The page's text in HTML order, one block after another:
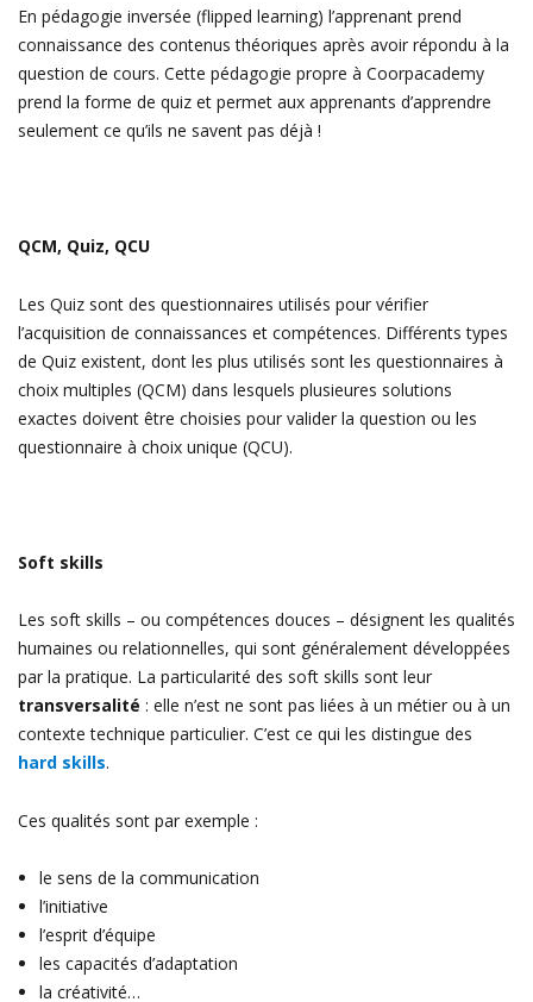
En pédagogie inversée (flipped learning) l’apprenant prend
connaissance des contenus théoriques après avoir répondu à la
question de cours. Cette pédagogie propre à Coorpacademy
prend la forme de quiz et permet aux apprenants d’apprendre
seulement ce qu’ils ne savent pas déjà !
QCM, Quiz, QCU
Les Quiz sont des questionnaires utilisés pour vérifier
l’acquisition de connaissances et compétences. Différents types
de Quiz existent, dont les plus utilisés sont les questionnaires à
choix multiples (QCM) dans lesquels plusieures solutions
exactes doivent être choisies pour valider la question ou les
questionnaire à choix unique (QCU).
Soft skills
Les soft skills – ou compétences douces – désignent les qualités
humaines ou relationnelles, qui sont généralement développées
par la pratique. La particularité des soft skills sont leur
transversalité : elle n’est ne sont pas liées à un métier ou à un
contexte technique particulier. C’est ce qui les distingue des
hard skills.
Ces qualités sont par exemple :
le sens de la communication
l’initiative
l’esprit d’équipe
les capacités d’adaptation
la créativité…